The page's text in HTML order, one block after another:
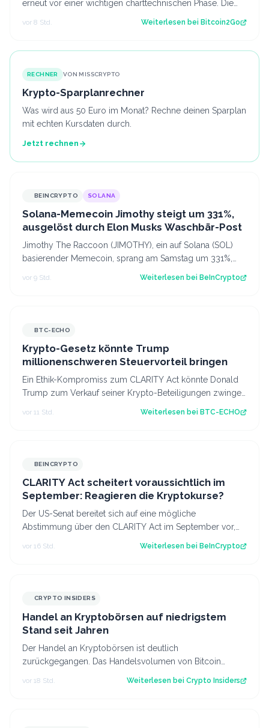
erneut vor einer wichtigen charttechnischen Phase. Die
vor 8 Std. Weiterlesen bei Bitcoin2Go
RECHNER VON MISSCRYPTO
Krypto-Sparplanrechner
Was wird aus 50 Euro im Monat? Rechne deinen Sparplan
mit echten Kursdaten durch.
Jetzt rechnen
BEINCRYPTO SOLANA
Solana-Memecoin Jimothy steigt um 331%,
ausgelöst durch Elon Musks Waschbär-Post
Jimothy The Raccoon (JIMOTHY), ein auf Solana (SOL)
basierender Memecoin, sprang am Samstag um 331%,
nachdem Elon Musk ein Waschbär-Video au…
vor 9 Std. Weiterlesen bei BeInCrypto
BTC-ECHO
Krypto-Gesetz könnte Trump
millionenschweren Steuervorteil bringen
Ein Ethik-Kompromiss zum CLARITY Act könnte Donald
Trump zum Verkauf seiner Krypto-Beteiligungen zwingen
vor 11 Std. Weiterlesen bei BTC-ECHO
BEINCRYPTO
CLARITY Act scheitert voraussichtlich im
September: Reagieren die Kryptokurse?
Der US-Senat bereitet sich auf eine mögliche
Abstimmung über den CLARITY Act im September vor,
obwohl weiterhin die nötige Unterstützung feh…
vor 16 Std. Weiterlesen bei BeInCrypto
CRYPTO INSIDERS
Handel an Kryptobörsen auf niedrigstem
Stand seit Jahren
Der Handel an Kryptobörsen ist deutlich
zurückgegangen. Das Handelsvolumen von Bitcoin
vor 18 Std. Weiterlesen bei Crypto Insiders